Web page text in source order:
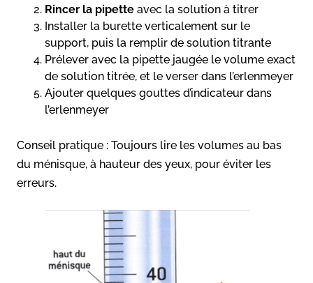
Rincer la pipette avec la solution à titrer
Installer la burette verticalement sur le
support, puis la remplir de solution titrante
Prélever avec la pipette jaugée le volume exact
de solution titrée, et le verser dans l’erlenmeyer
Ajouter quelques gouttes d’indicateur dans
l’erlenmeyer
Conseil pratique : Toujours lire les volumes au bas
du ménisque, à hauteur des yeux, pour éviter les
erreurs.